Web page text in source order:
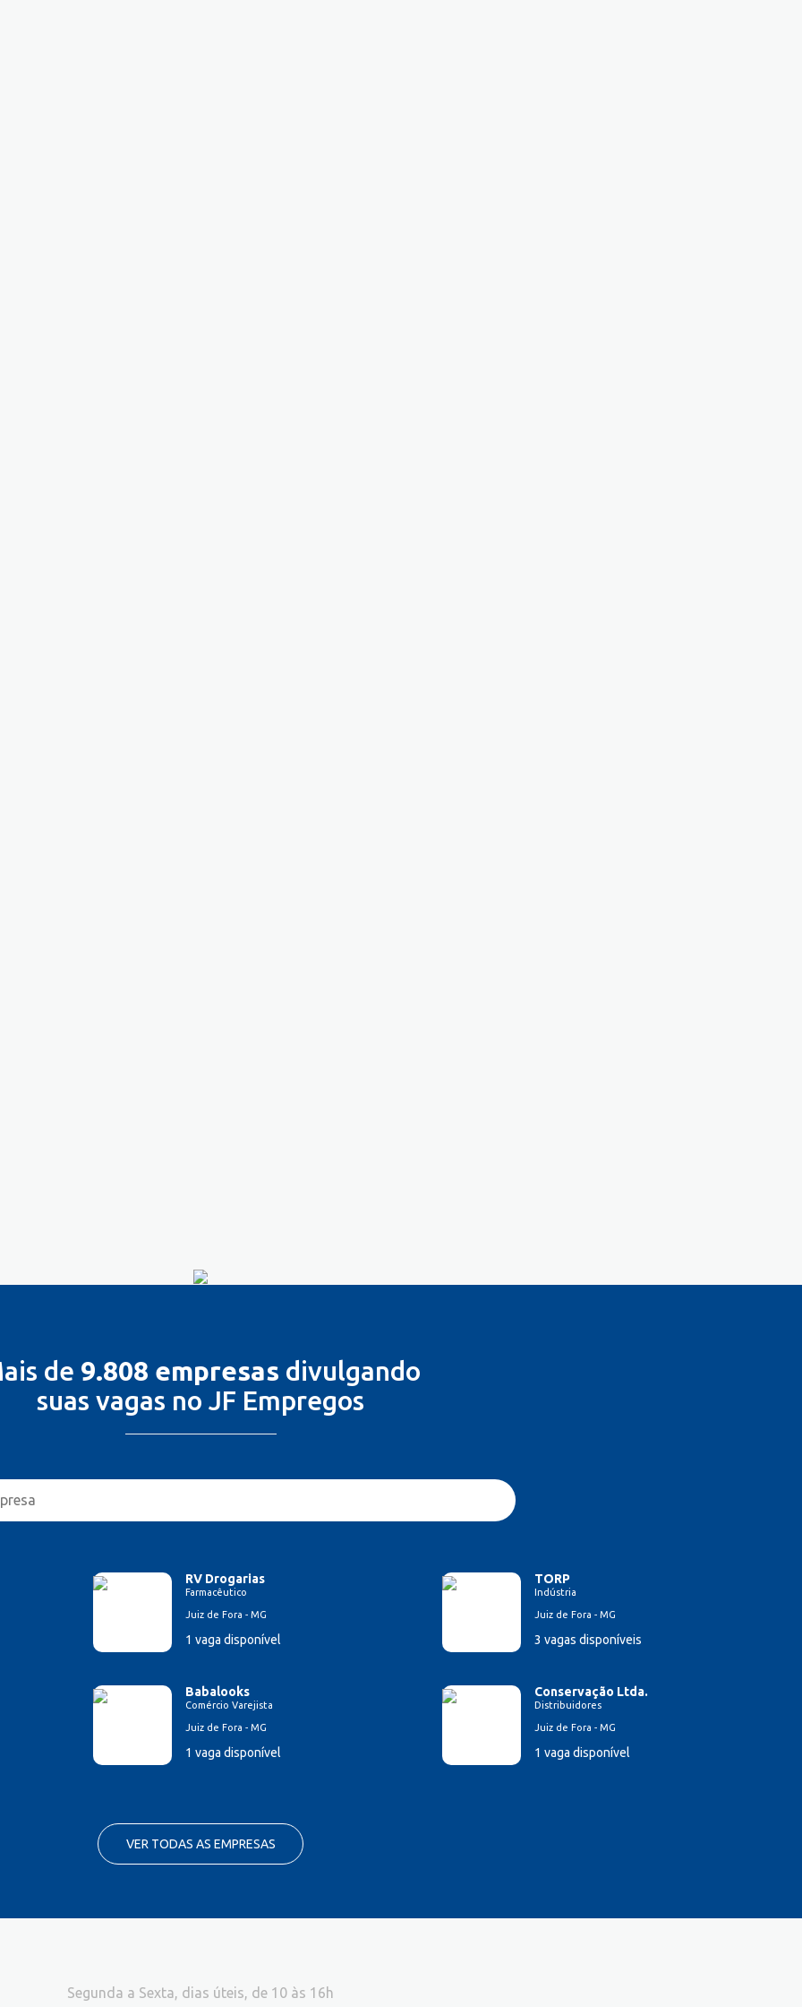
de 9.808 empresas divulgando
suas vagas no JF Empregos
RV Drogarias
Farmacêutico
Juiz de Fora - MG
1 vaga disponível
TORP
Indústria
Juiz de Fora - MG
3 vagas disponíveis
Babalooks
Comércio Varejista
Juiz de Fora - MG
1 vaga disponível
Conservação Ltda.
Distribuidores
Juiz de Fora - MG
1 vaga disponível
VER TODAS AS EMPRESAS
Segunda a Sexta, dias úteis, de 10 às 16h